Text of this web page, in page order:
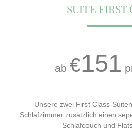
SUITE FIRST
ab €151
Unsere zwei First Class-
Schlafzimmer zusätzlich einen
Schlafcouch und